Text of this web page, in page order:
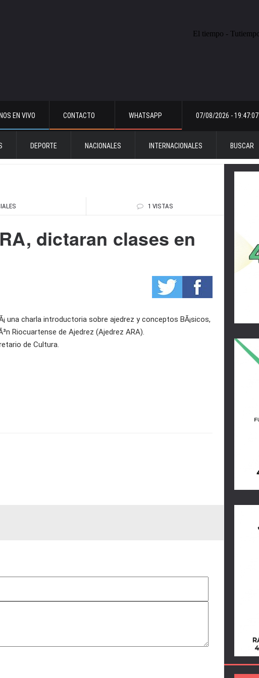
EN VIVO CONTACTO WHATSAPP 07/08/2026 - 19:47:07
DEPORTE NACIONALES INTERNACIONALES BUSCAR
1 VISTAS
dictaran clases en
una charla introductoria sobre ajedrez y conceptos BÃ¡sicos,
Riocuartense de Ajedrez (Ajedrez ARA).
de Cultura.